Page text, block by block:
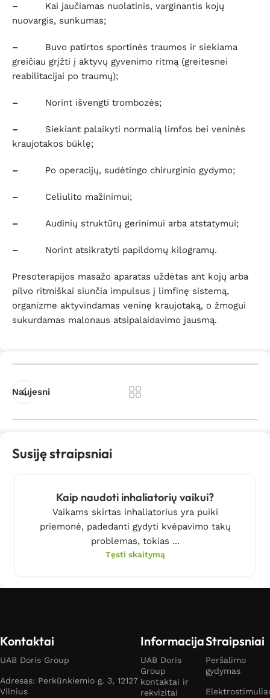
– Kai jaučiamas nuolatinis, varginantis kojų
nuovargis, sunkumas;
– Buvo patirtos sportinės traumos ir siekiama
greičiau grįžti į aktyvų gyvenimo ritmą (greitesnei
reabilitacijai po traumų);
– Norint išvengti trombozės;
– Siekiant palaikyti normalią limfos bei veninės
kraujotakos būklę;
– Po operacijų, sudėtingo chirurginio gydymo;
– Celiulito mažinimui;
– Audinių struktūrų gerinimui arba atstatymui;
– Norint atsikratyti papildomų kilogramų.
Presoterapijos masažo aparatas uždėtas ant kojų arba
pilvo ritmiškai siunčia impulsus į limfinę sistemą,
organizme aktyvindamas veninę kraujotaką, o žmogui
sukurdamas malonaus atsipalaidavimo jausmą.
Naujesni
Susiję straipsniai
Kaip naudoti inhaliatorių vaikui?
Vaikams skirtas inhaliatorius yra puiki
priemonė, padedanti gydyti kvėpavimo takų
problemas, tokias ...
Tęsti skaitymą
Kontaktai
UAB Doris Group
Adresas: Perkūnkiemio g. 3, 12127
Vilnius
Informacija
UAB Doris
Group
kontaktai ir
rekvizitai
Straipsniai
Peršalimo
gydymas